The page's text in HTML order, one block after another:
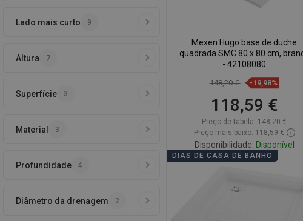
Lado mais curto 9
Altura 7
Superfície 3
Material 3
Profundidade 4
Diâmetro da drenagem 2
Mexen Hugo base de duche
quadrada SMC 80 x 80 cm,
- 42108080
148,20 € -19,98%
118,59 €
Preço de tabela: 148,20 €
Preço mais baixo: 118,59 €
Disponibilidade: Disponível
DIAS DE CASA DE BANHO